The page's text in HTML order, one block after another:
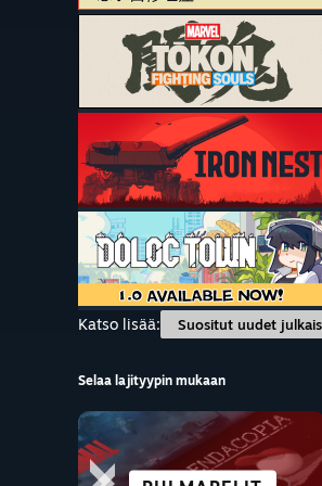
Katso lisää:
Suositut uudet
Selaa lajityypin mukaan
KAUPUNKI JA